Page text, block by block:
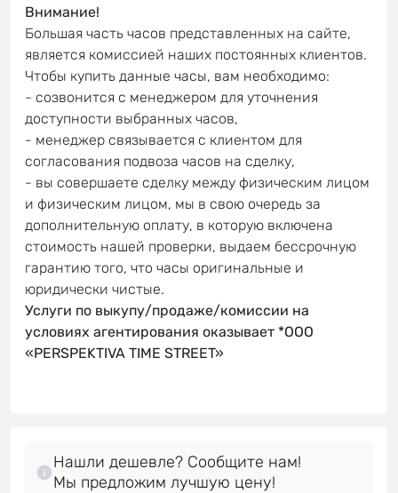
Внимание!
Большая часть часов представленных на сайте,
является комиссией наших постоянных клиентов.
Чтобы купить данные часы, вам необходимо:
- созвонится с менеджером для уточнения
доступности выбранных часов,
- менеджер связывается с клиентом для
согласования подвоза часов на сделку,
- вы совершаете сделку между физическим лицом
и физическим лицом, мы в свою очередь за
дополнительную оплату, в которую включена
стоимость нашей проверки, выдаем бессрочную
гарантию того, что часы оригинальные и
юридически чистые.
Услуги по выкупу/продаже/комиссии на
условиях агентирования оказывает *OOO
«PERSPEKTIVA TIME STREET»
Нашли дешевле? Сообщите нам!
Мы предложим лучшую цену!